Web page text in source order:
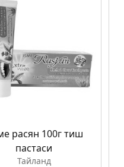
расян 100г тиш
пастаси
Тайланд